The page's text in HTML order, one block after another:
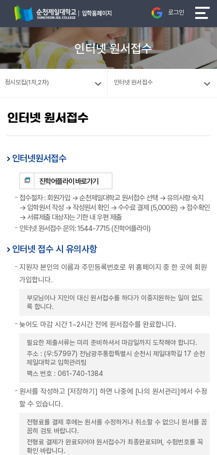
로그인
인터넷 원서접수
정시모집(1차,2차) 인터넷 원서접수
인터넷 원서접수
인터넷원서접수
진학어플라이 바로가기
접수절차 : 회원가입 → 순천제일대학교 원서접수 선택 → 유의사항 숙지
→ 입학원서 작성 → 작성원서 확인 → 수수료 결제 (5,000원) → 접수확인
→ 서류제출 대상자는 기한 내 우편 제출
인터넷 원서접수 문의: 1544-7715 (진학어플라이)
인터넷 접수 시 유의사항
지원자 본인의 이름과 주민등록번호로 위 홈페이지 중 한 곳에 회원
가입합니다.
부모님이나 지인이 대신 원서접수를 하다가 이중지원하는 일이 없도
록 합니다.
늦어도 마감 시간 1~2시간 전에 원서접수를 완료합니다.
필요한 제출서류는 미리 준비하셔서 마감일까지 도착해야 합니다.
주소 : (우:57997) 전남광주통합특별시 순천시 제일대학길 17 순천
제일대학교 입학관리팀
팩스 번호 : 061-740-1384
원서를 작성하고 [저장하기] 하면 나중에 [나의 원서관리]에서 수정
할 수 있습니다.
전형료를 결제 후에는 원서를 수정하거나 취소할 수 없으니 원서를 꼼
꼼히 검토 바랍니다.
전형료 결제가 완료되어야 원서접수가 최종완료되며, 수험번호를 꼭
확인 바랍니다.